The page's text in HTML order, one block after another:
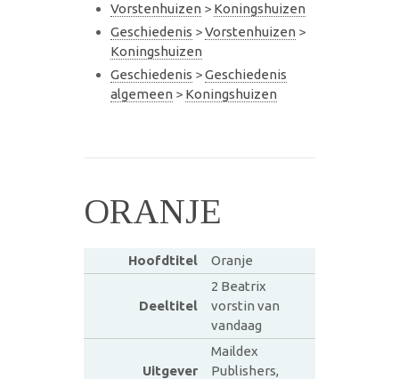
Vorstenhuizen > Koningshuizen
Geschiedenis >Vorstenhuizen >
Koningshuizen
Geschiedenis >Geschiedenis
algemeen > Koningshuizen
ORANJE
Hoofdtitel Oranje
Deeltitel
2 Beatrix
vorstin van
vandaag
Uitgever
Maildex
Publishers,